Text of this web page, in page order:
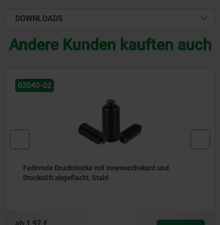
DOWNLOADS
Andere Kunden kauften auch
03040-02
Federnde Druckstücke mit Innensechskant und
Druckstift abgeflacht, Stahl